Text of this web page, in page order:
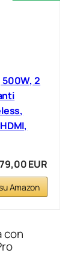
500W, 2
EUR
Amazon
con